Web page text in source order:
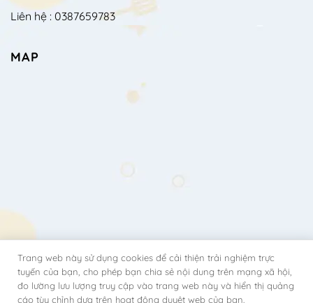
Liên hệ : 0387659783
MAP
Trang web này sử dụng cookies để cải thiện trải nghiệm trực
tuyến của bạn, cho phép bạn chia sẻ nội dung trên mạng xã hội,
đo lường lưu lượng truy cập vào trang web này và hiển thị quảng
cáo tùy chỉnh dựa trên hoạt động duyệt web của bạn.